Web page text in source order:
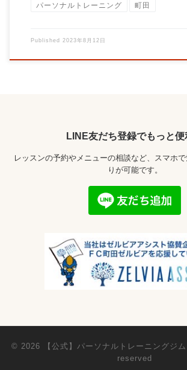
パーソナルトレーニング 町田
Published 2023年8月12日
LINE友だち登録でもっと便
レッスンの予約やメニューの相談など、スマホ
りが可能です。
© 2026 【公式】パーソナルトレーニングジ
reserved